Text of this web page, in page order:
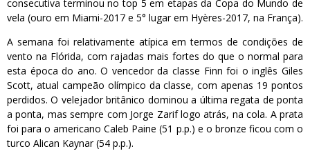
consecutiva terminou no top 5 em etapas da Copa do Mundo de
vela (ouro em Miami-2017 e 5° lugar em Hyères-2017, na França).
A semana foi relativamente atípica em termos de condições de
vento na Flórida, com rajadas mais fortes do que o normal para
esta época do ano. O vencedor da classe Finn foi o inglês Giles
Scott, atual campeão olímpico da classe, com apenas 19 pontos
perdidos. O velejador britânico dominou a última regata de ponta
a ponta, mas sempre com Jorge Zarif logo atrás, na cola. A prata
foi para o americano Caleb Paine (51 p.p.) e o bronze ficou com o
turco Alican Kaynar (54 p.p.).